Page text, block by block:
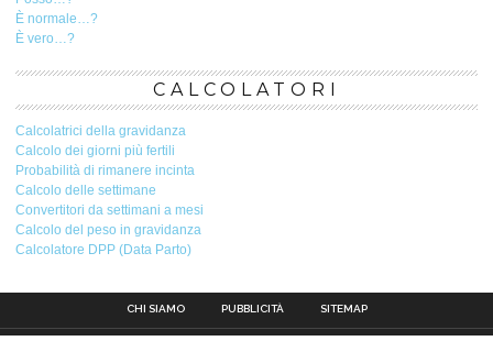
È normale…?
È vero…?
CALCOLATORI
Calcolatrici della gravidanza
Calcolo dei giorni più fertili
Probabilità di rimanere incinta
Calcolo delle settimane
Convertitori da settimani a mesi
Calcolo del peso in gravidanza
Calcolatore DPP (Data Parto)
CHI SIAMO PUBBLICITÀ SITEMAP